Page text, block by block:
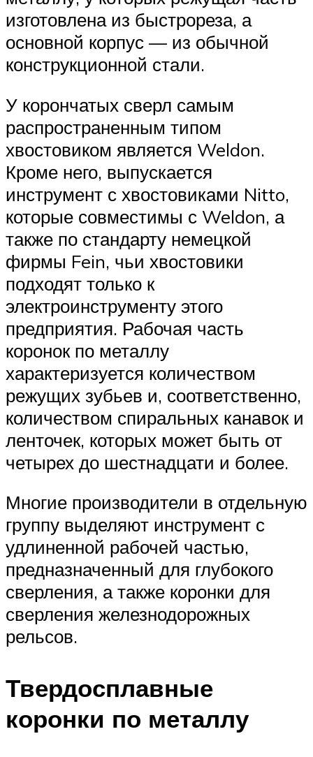
изготовлена из быстрореза, а
основной корпус — из обычной
конструкционной стали.
У корончатых сверл самым
распространенным типом
хвостовиком является Weldon.
Кроме него, выпускается
инструмент с хвостовиками Nitto,
которые совместимы с Weldon, а
также по стандарту немецкой
фирмы Fein, чьи хвостовики
подходят только к
электроинструменту этого
предприятия. Рабочая часть
коронок по металлу
характеризуется количеством
режущих зубьев и, соответственно,
количеством спиральных канавок и
ленточек, которых может быть от
четырех до шестнадцати и более.
Многие производители в отдельную
группу выделяют инструмент с
удлиненной рабочей частью,
предназначенный для глубокого
сверления, а также коронки для
сверления железнодорожных
рельсов.
Твердосплавные
коронки по металлу